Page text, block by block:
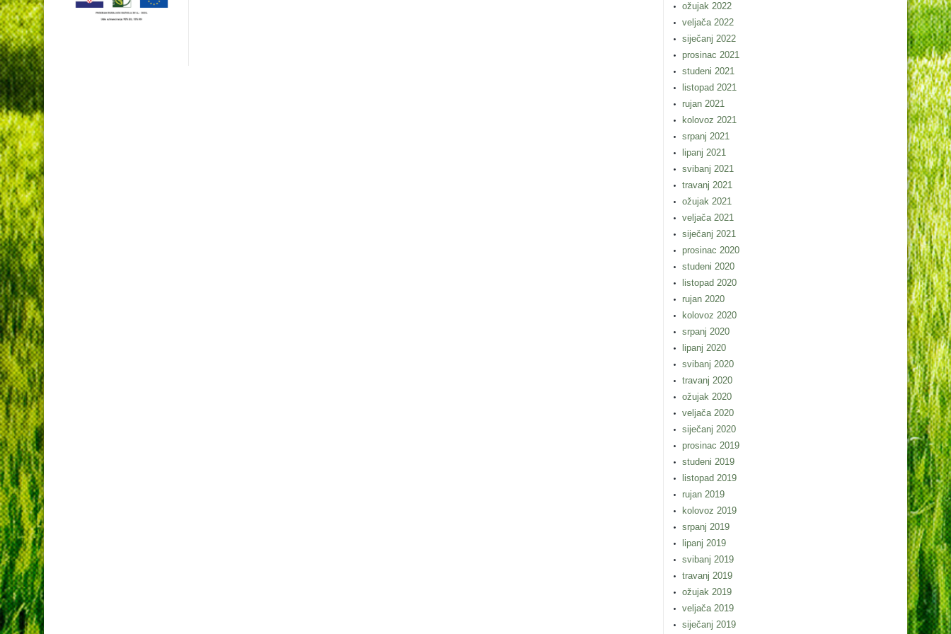
ožujak 2022
veljača 2022
siječanj 2022
prosinac 2021
studeni 2021
listopad 2021
rujan 2021
kolovoz 2021
srpanj 2021
lipanj 2021
svibanj 2021
travanj 2021
ožujak 2021
veljača 2021
siječanj 2021
prosinac 2020
studeni 2020
listopad 2020
rujan 2020
kolovoz 2020
srpanj 2020
lipanj 2020
svibanj 2020
travanj 2020
ožujak 2020
veljača 2020
siječanj 2020
prosinac 2019
studeni 2019
listopad 2019
rujan 2019
kolovoz 2019
srpanj 2019
lipanj 2019
svibanj 2019
travanj 2019
ožujak 2019
veljača 2019
siječanj 2019